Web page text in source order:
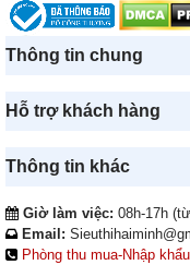
Thông tin chung
Hỗ trợ khách hàng
Thông tin khác
Giờ làm việc: 08h-17h
Email:
Phòng thu mua-Nhập